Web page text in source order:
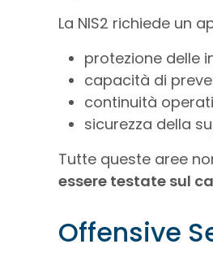
La NIS2 richiede un
protezione delle
capacità di
continuità
sicurezza della
Tutte queste aree
essere testate sul
Offensive